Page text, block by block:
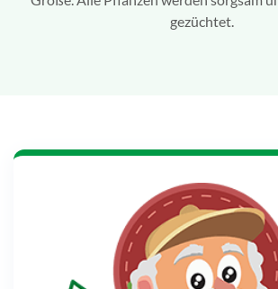
gezüchtet.